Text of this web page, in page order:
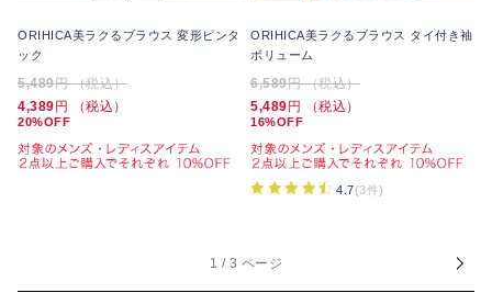
ORIHICA美ラクるブラウス 変形ピンタ
ック
5,489円 （税込）
4,389円 （税込）
20%OFF
ORIHICA美ラクるブラウス タイ付き袖
ボリューム
6,589円 （税込）
5,489円 （税込）
16%OFF
4.7(3件)
1 / 3 ページ